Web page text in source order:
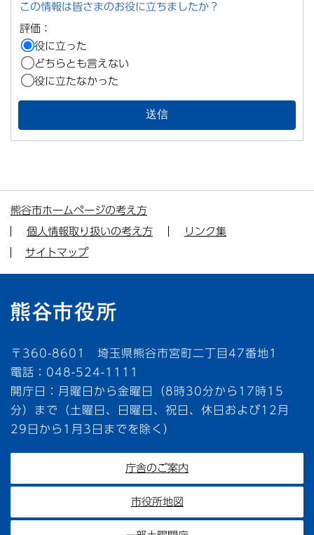
この情報は皆さまのお役に立ちましたか？
評価：
役に立った
どちらとも言えない
役に立たなかった
熊谷市ホームページの考え方
個人情報取り扱いの考え方
リンク集
サイトマップ
〒360-8601 埼玉県熊谷市宮町二丁目47番地1
電話：048-524-1111
開庁日：月曜日から金曜日（8時30分から17時15
分）まで（土曜日、日曜日、祝日、休日および12月
29日から1月3日までを除く）
庁舎のご案内
市役所地図